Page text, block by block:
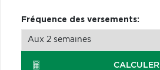
Fréquence des versements:
CALCULER